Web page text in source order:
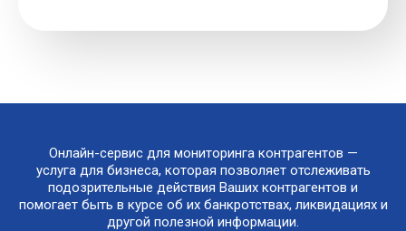
Онлайн-сервис для мониторинга контрагентов —
услуга для бизнеса, которая позволяет отслеживать
подозрительные действия Ваших контрагентов и
помогает быть в курсе об их банкротствах, ликвидациях и
другой полезной информации.